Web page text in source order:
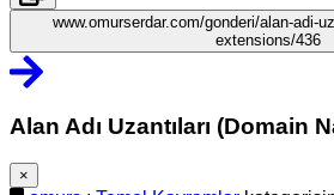
www.omurserdar.com/gonderi/alan-adi-
extensions/436
Alan Adı Uzantıları (Domain
×